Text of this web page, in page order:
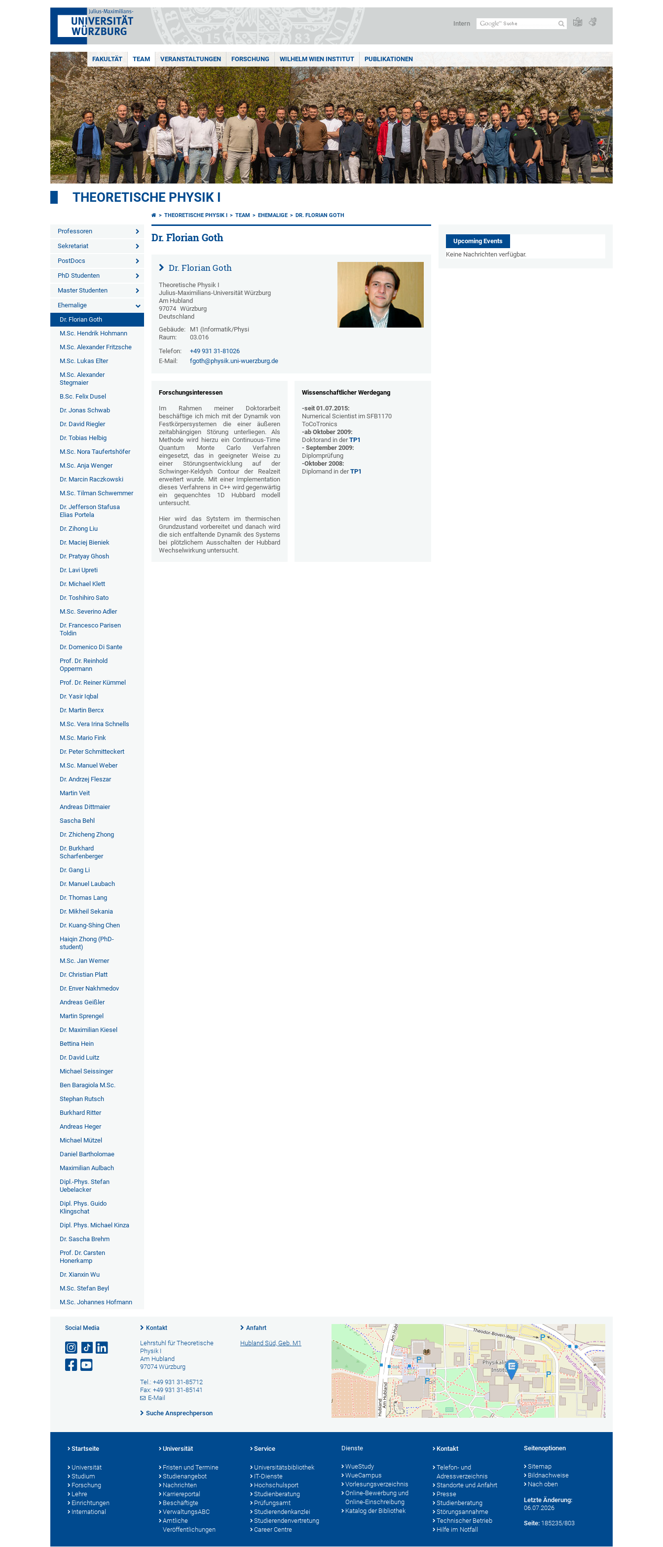
Intern
FAKULTÄT TEAM VERANSTALTUNGEN FORSCHUNG WILHELM WIEN INSTITUT PUBLIKATIONEN
THEORETISCHE PHYSIK I
Professoren
Sekretariat
PostDocs
PhD Studenten
Master Studenten
Ehemalige
Dr. Florian Goth
M.Sc. Hendrik Hohmann
M.Sc. Alexander Fritzsche
M.Sc. Lukas Elter
M.Sc. Alexander
Stegmaier
B.Sc. Felix Dusel
Dr. Jonas Schwab
Dr. David Riegler
Dr. Tobias Helbig
M.Sc. Nora Taufertshöfer
M.Sc. Anja Wenger
Dr. Marcin Raczkowski
M.Sc. Tilman Schwemmer
Dr. Jefferson Stafusa
Elias Portela
Dr. Zihong Liu
Dr. Maciej Bieniek
Dr. Pratyay Ghosh
Dr. Lavi Upreti
Dr. Michael Klett
Dr. Toshihiro Sato
M.Sc. Severino Adler
Dr. Francesco Parisen
Toldin
Dr. Domenico Di Sante
Prof. Dr. Reinhold
Oppermann
Prof. Dr. Reiner Kümmel
Dr. Yasir Iqbal
Dr. Martin Bercx
M.Sc. Vera Irina Schnells
M.Sc. Mario Fink
Dr. Peter Schmitteckert
M.Sc. Manuel Weber
Dr. Andrzej Fleszar
Martin Veit
Andreas Dittmaier
Sascha Behl
Dr. Zhicheng Zhong
Dr. Burkhard
Scharfenberger
Dr. Gang Li
Dr. Manuel Laubach
Dr. Thomas Lang
Dr. Mikheil Sekania
Dr. Kuang-Shing Chen
Haiqin Zhong (PhD-
student)
M.Sc. Jan Werner
Dr. Christian Platt
Dr. Enver Nakhmedov
Andreas Geißler
Martin Sprengel
Dr. Maximilian Kiesel
Bettina Hein
Dr. David Luitz
Michael Seissinger
Ben Baragiola M.Sc.
Stephan Rutsch
Burkhard Ritter
Andreas Heger
Michael Mützel
Daniel Bartholomae
Maximilian Aulbach
Dipl.-Phys. Stefan
Uebelacker
Dipl. Phys. Guido
Klingschat
Dipl. Phys. Michael Kinza
Dr. Sascha Brehm
Prof. Dr. Carsten
Honerkamp
Dr. Xianxin Wu
M.Sc. Stefan Beyl
M.Sc. Johannes Hofmann
THEORETISCHE PHYSIK I TEAM EHEMALIGE DR. FLORIAN GOTH
Dr. Florian Goth
Dr. Florian Goth
Theoretische Physik I
Julius-Maximilians-Universität Würzburg
Am Hubland
97074 Würzburg
Deutschland
Gebäude:
M1 (Informatik/Physi
Raum:
03.016
Telefon:
+49 931 31-81026
E-Mail:
fgoth@physik.uni-wuerzburg.de
Forschungsinteressen
Im Rahmen meiner Doktorarbeit
beschäftige ich mich mit der Dynamik von
Festkörpersystemen die einer äußeren
zeitabhängigen Störung unterliegen. Als
Methode wird hierzu ein Continuous-Time
Quantum Monte Carlo Verfahren
eingesetzt, das in geeigneter Weise zu
einer Störungsentwicklung auf der
Schwinger-Keldysh Contour der Realzeit
erweitert wurde. Mit einer Implementation
dieses Verfahrens in C++ wird gegenwärtig
ein gequenchtes 1D Hubbard modell
untersucht.
Hier wird das Sytstem im thermischen
Grundzustand vorbereitet und danach wird
die sich entfaltende Dynamik des Systems
bei plötzlichem Ausschalten der Hubbard
Wechselwirkung untersucht.
Wissenschaftlicher Werdegang
-seit 01.07.2015:
Numerical Scientist im SFB1170
ToCoTronics
-ab Oktober 2009:
Doktorand in derTP1
- September 2009:
Diplomprüfung
-Oktober 2008:
Diplomand in derTP1
Upcoming Events
Keine Nachrichten verfügbar.
Social Media Kontakt
Lehrstuhl für Theoretische
Physik I
Am Hubland
97074 Würzburg
Tel.: +49 931 31-85712
Fax: +49 931 31-85141
E-Mail
Suche Ansprechperson
Anfahrt
Hubland Süd, Geb. M1
Startseite
Universität
Studium
Forschung
Lehre
Einrichtungen
International
Universität
Fristen und Termine
Studienangebot
Nachrichten
Karriereportal
Beschäftigte
VerwaltungsABC
Amtliche
Veröffentlichungen
Service
Universitätsbibliothek
IT-Dienste
Hochschulsport
Studienberatung
Prüfungsamt
Studierendenkanzlei
Studierendenvertretung
Career Centre
Dienste
WueStudy
WueCampus
Vorlesungsverzeichnis
Online-Bewerbung und
Online-Einschreibung
Katalog der Bibliothek
Kontakt
Telefon- und
Adressverzeichnis
Standorte und Anfahrt
Presse
Studienberatung
Störungsannahme
Technischer Betrieb
Hilfe im Notfall
Seitenoptionen
Sitemap
Bildnachweise
Nach oben
Letzte Änderung:
06.07.2026
Seite: 185235/803